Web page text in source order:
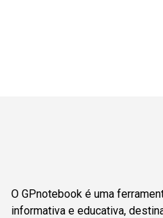
O GPnotebook é uma
informativa e educativa,